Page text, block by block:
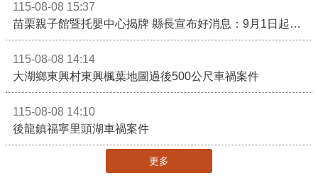
115-08-08 15:37
苗栗親子館暨托嬰中心揭牌 縣長宣布好消息：9月1日起調降臨時托嬰費用
115-08-08 14:14
大湖鄉東興村東興楓葉地圖過後500公尺車禍案件
115-08-08 14:10
後龍鎮福寧里頭湖車禍案件
更多